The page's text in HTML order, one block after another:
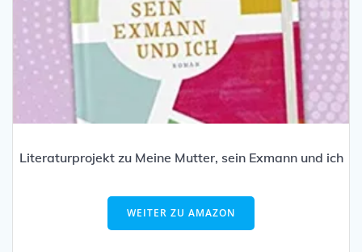
Literaturprojekt zu Meine Mutter, sein Exmann und ich
WEITER ZU AMAZON